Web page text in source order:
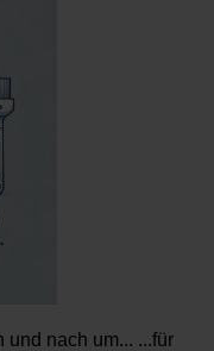
nach um... ...für